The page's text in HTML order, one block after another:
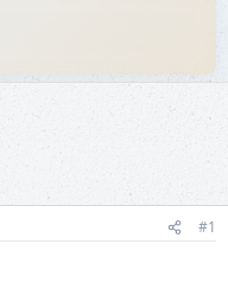
#1